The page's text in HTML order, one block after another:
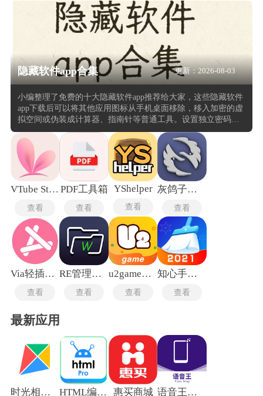
隐藏软件app合集 更新：2026-08-03
小编整理了免费的十大隐藏软件app推荐给大家，这些隐藏软件
app下载后可以将其他应用图标从手机桌面移除，移入加密的虚
拟空间或伪装成计算器、指南针等普通工具。设置独立密码或
手势后，被隐藏的应用仅在输入正确验证码时显示。部分隐藏
应用的软件支持隐藏照片、视频及文档，并在外部相册中抹去
这些文件的索引记录。能拦截通知预览，防止隐藏应用的消息
内容在锁屏界面弹出。某些隐藏软件提供真假双密码机制，输
入伪装密码则展示一个空白或常规界面，输入真实密码才解锁
隐藏内容。应用自身图标也可更换名称与图标样式，伪装成系
VTube Studio手机版
查看
PDF工具箱
查看
YShelper
查看
灰鸽子远程控制
查看
Via轻插件最新版
查看
RE管理器root版
查看
u2game盒子
查看
知心手机管家
查看
最新应用
时光相册旧版本 HTML编辑器 惠买商城 语音王最新版